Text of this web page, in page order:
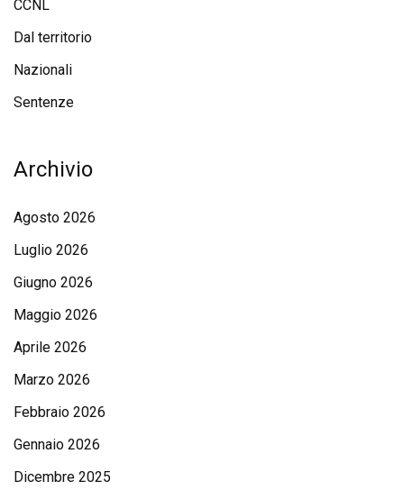
CCNL
Dal territorio
Nazionali
Sentenze
Archivio
Agosto 2026
Luglio 2026
Giugno 2026
Maggio 2026
Aprile 2026
Marzo 2026
Febbraio 2026
Gennaio 2026
Dicembre 2025